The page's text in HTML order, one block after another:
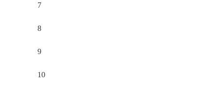
7
8
9
10